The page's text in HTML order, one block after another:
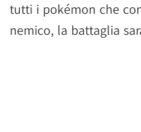
tutti i pokémon che
nemico, la battaglia